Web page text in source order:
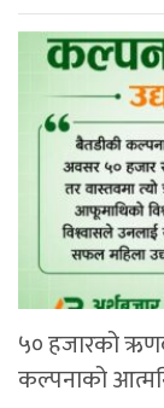
५० हजारको
कल्पनाको